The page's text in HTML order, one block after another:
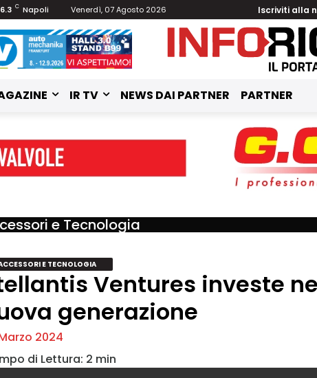
C Napoli Venerdì, 07 Agosto 2026 Iscriviti alla
IR TV NEWS DAI PARTNER PARTNER
e Tecnologia
E TECNOLOGIA
Ventures investe
generazione
2024